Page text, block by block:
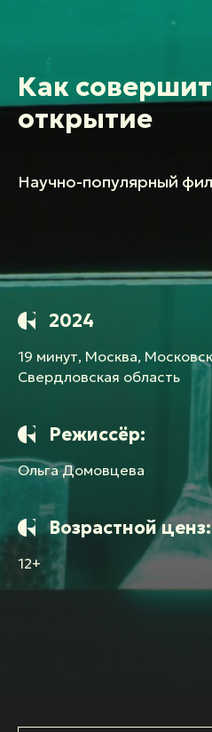
Как
открытие
Научно-популярный
2024
19 минут, Москва,
Свердловская область
Режиссёр:
Ольга Домовцева
Возрастной ценз:
12+